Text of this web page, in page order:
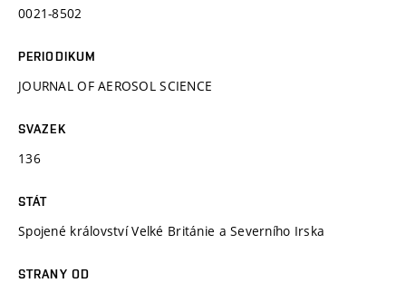
0021-8502
PERIODIKUM
JOURNAL OF AEROSOL SCIENCE
SVAZEK
136
STÁT
Spojené království Velké Británie a Severního Irska
STRANY OD